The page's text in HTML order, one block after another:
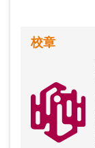
校章